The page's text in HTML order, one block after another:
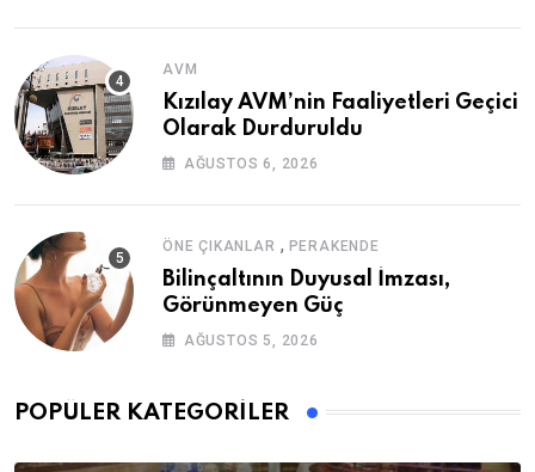
AVM
Kızılay AVM’nin Faaliyetleri Geçici
Olarak Durduruldu
AĞUSTOS 6, 2026
ÖNE ÇIKANLAR , PERAKENDE
Bilinçaltının Duyusal İmzası,
Görünmeyen Güç
AĞUSTOS 5, 2026
POPÜLER KATEGORILER